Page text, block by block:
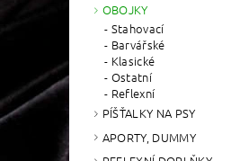
OBOJKY
Stahovací
Barvářské
Klasické
Ostatní
Reflexní
PÍŠŤALKY NA PSY
APORTY, DUMMY